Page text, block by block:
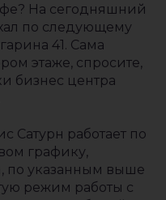
На сегодняшний
по следующему
41. Сама
этаже, спросите,
бизнес центра
Сатурн работает по
графику,
по указанным выше
режим работы с